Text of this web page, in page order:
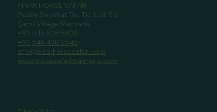
PINAR HORSE SAFARI
Puzzle Seyahat Tur. Tic. Ltd. Sti
Çamlı Village Marmaris
+90 545 828 5800
+90 546 438 0545
info@pinarhorsesafari.com
www.horsesafarimarmaris.com